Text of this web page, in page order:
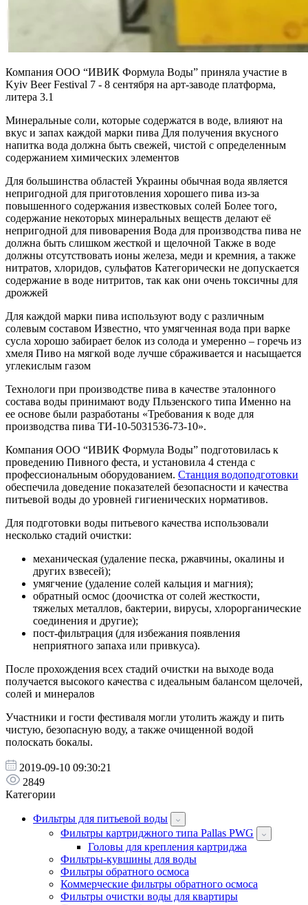
Компания ООО “ИВИК Формула Воды” приняла участие в
Kyiv Beer Festival 7 - 8 сентября на арт-заводе платформа,
литера 3.1
Минеральные соли, которые содержатся в воде, влияют на
вкус и запах каждой марки пива Для получения вкусного
напитка вода должна быть свежей, чистой с определенным
содержанием химических элементов
Для большинства областей Украины обычная вода является
непригодной для приготовления хорошего пива из-за
повышенного содержания известковых солей Более того,
содержание некоторых минеральных веществ делают её
непригодной для пивоварения Вода для производства пива не
должна быть слишком жесткой и щелочной Также в воде
должны отсутствовать ионы железа, меди и кремния, а также
нитратов, хлоридов, сульфатов Категорически не допускается
содержание в воде нитритов, так как они очень токсичны для
дрожжей
Для каждой марки пива используют воду с различным
солевым составом Известно, что умягченная вода при варке
сусла хорошо забирает белок из солода и умеренно – горечь из
хмеля Пиво на мягкой воде лучше сбраживается и насыщается
углекислым газом
Технологи при производстве пива в качестве эталонного
состава воды принимают воду Пльзенского типа Именно на
ее основе были разработаны «Требования к воде для
производства пива ТИ-10-5031536-73-10».
Компания ООО “ИВИК Формула Воды” подготовилась к
проведению Пивного феста, и установила 4 стенда с
профессиональным оборудованием. Станция водоподготовки
обеспечила доведение показателей безопасности и качества
питьевой воды до уровней гигиенических нормативов.
Для подготовки воды питьевого качества использовали
несколько стадий очистки:
механическая (удаление песка, ржавчины, окалины и
других взвесей);
умягчение (удаление солей кальция и магния);
обратный осмос (доочистка от солей жесткости,
тяжелых металлов, бактерии, вирусы, хлорорганические
соединения и другие);
пост-фильтрация (для избежания появления
неприятного запаха или привкуса).
После прохождения всех стадий очистки на выходе вода
получается высокого качества с идеальным балансом щелочей,
солей и минералов
Участники и гости фестиваля могли утолить жажду и пить
чистую, безопасную воду, а также очищенной водой
полоскать бокалы.
2019-09-10 09:30:21
2849
Категории
Фильтры для питьевой воды
Фильтры картриджного типа Pallas PWG
Головы для крепления картриджа
Фильтры-кувшины для воды
Фильтры обратного осмоса
Коммерческие фильтры обратного осмоса
Фильтры очистки воды для квартиры